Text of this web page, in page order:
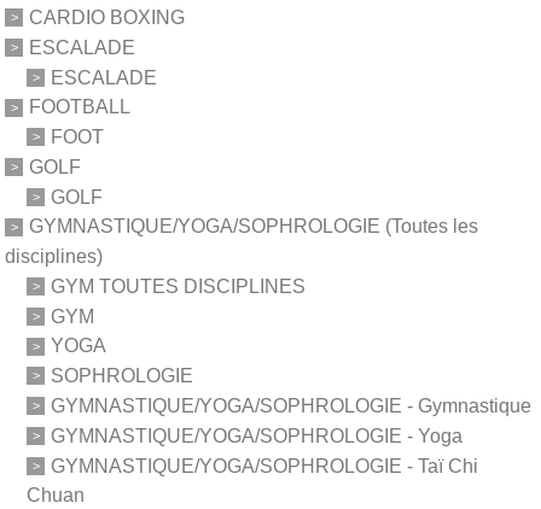
CARDIO BOXING
ESCALADE
ESCALADE
FOOTBALL
FOOT
GOLF
GOLF
GYMNASTIQUE/YOGA/SOPHROLOGIE (Toutes les
disciplines)
GYM TOUTES DISCIPLINES
GYM
YOGA
SOPHROLOGIE
GYMNASTIQUE/YOGA/SOPHROLOGIE - Gymnastique
GYMNASTIQUE/YOGA/SOPHROLOGIE - Yoga
GYMNASTIQUE/YOGA/SOPHROLOGIE - Taï Chi
Chuan